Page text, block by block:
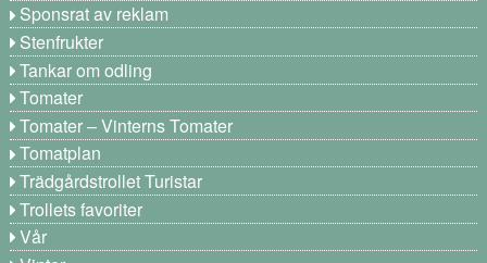
Sponsrat av reklam
Stenfrukter
Tankar om odling
Tomater
Tomater – Vinterns Tomater
Tomatplan
Trädgårdstrollet Turistar
Trollets favoriter
Vår